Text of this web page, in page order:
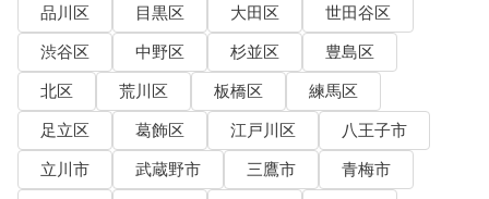
品川区
目黒区 大田区
世田谷区
渋谷区
中野区 杉並区
豊島区
北区
荒川区 板橋区
練馬区
足立区
葛飾区 江戸川区
八王子市
立川市
武蔵野市 三鷹市
青梅市